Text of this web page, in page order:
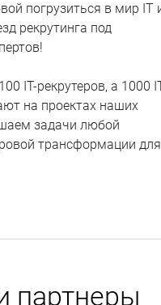
погрузиться в мир IT
рекрутинга под
IT-рекрутеров, а 1000
на проектах наших
задачи любой
трансформации для
партнеры